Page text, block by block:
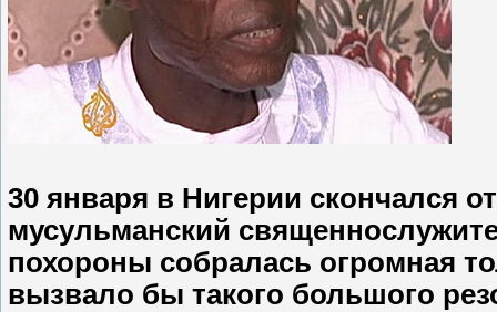
30 января в Нигерии скончался
мусульманский
похороны собралась огромная
вызвало бы такого большого